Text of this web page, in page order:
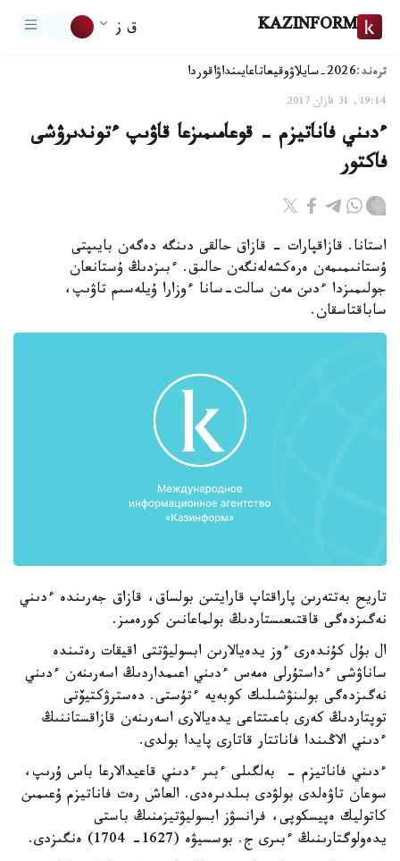
KAZINFORM ق ز
ترەند:2026-سايلاۋ وقيعاتاعايىنداۋاقوردا
19:14, 31 قازان 2017
ءدىني فاناتيزم - قوعامىمىزعا قاۋىپ ءتوندىرۋشى
فاكتور
استانا. قازاقپارات - قازاق حالقى دىنگە دەگەن بايىپتى
ۇستانىمىمەن ەرەكشەلەنگەن حالىق. ءبىزدىڭ ۇستانعان
جولىمىزدا ءدىن مەن سالت-سانا ءوزارا ۇيلەسىم تاۋىپ،
ساباقتاسقان.
تاريح بەتتەرىن پاراقتاپ قارايتىن بولساق، قازاق جەرىندە ءدىني
نەگىزدەگى قاقتىعىستاردىڭ بولماعانىن كورەمىز.
ال بۇل كۇندەرى ءوز يدەيالارىن ابسوليۋتتى اقيقات رەتىندە
ساناۋشى ءداستۇرلى ەمەس ءدىني اعىمداردىڭ اسەرىنەن ءدىني
نەگىزدەگى بولىنۋشىلىك كوبەيە ءتۇستى. دەسترۋكتيۆتى
توپتاردىڭ كەرى باعىتتاعى يدەيالارى اسەرىنەن قازاقستاننىڭ
ءدىني الاڭىندا فاناتتار قاتارى پايدا بولدى.
ءدىني فاناتيزم - بەلگىلى ءبىر ءدىني قاعيدالارعا باس ۇرىپ،
سوعان تاۋەلدى بولۋدى بىلدىرەدى. العاش رەت فاناتيزم ۇعىمىن
كاتوليك ەپيسكوپى، فرانسۋز ابسوليۋتيزمنىڭ باستى
يدەولوگتارىنىڭ ءبىرى ج. بوسسيۋە (1627- 1704) ەنگىزدى.